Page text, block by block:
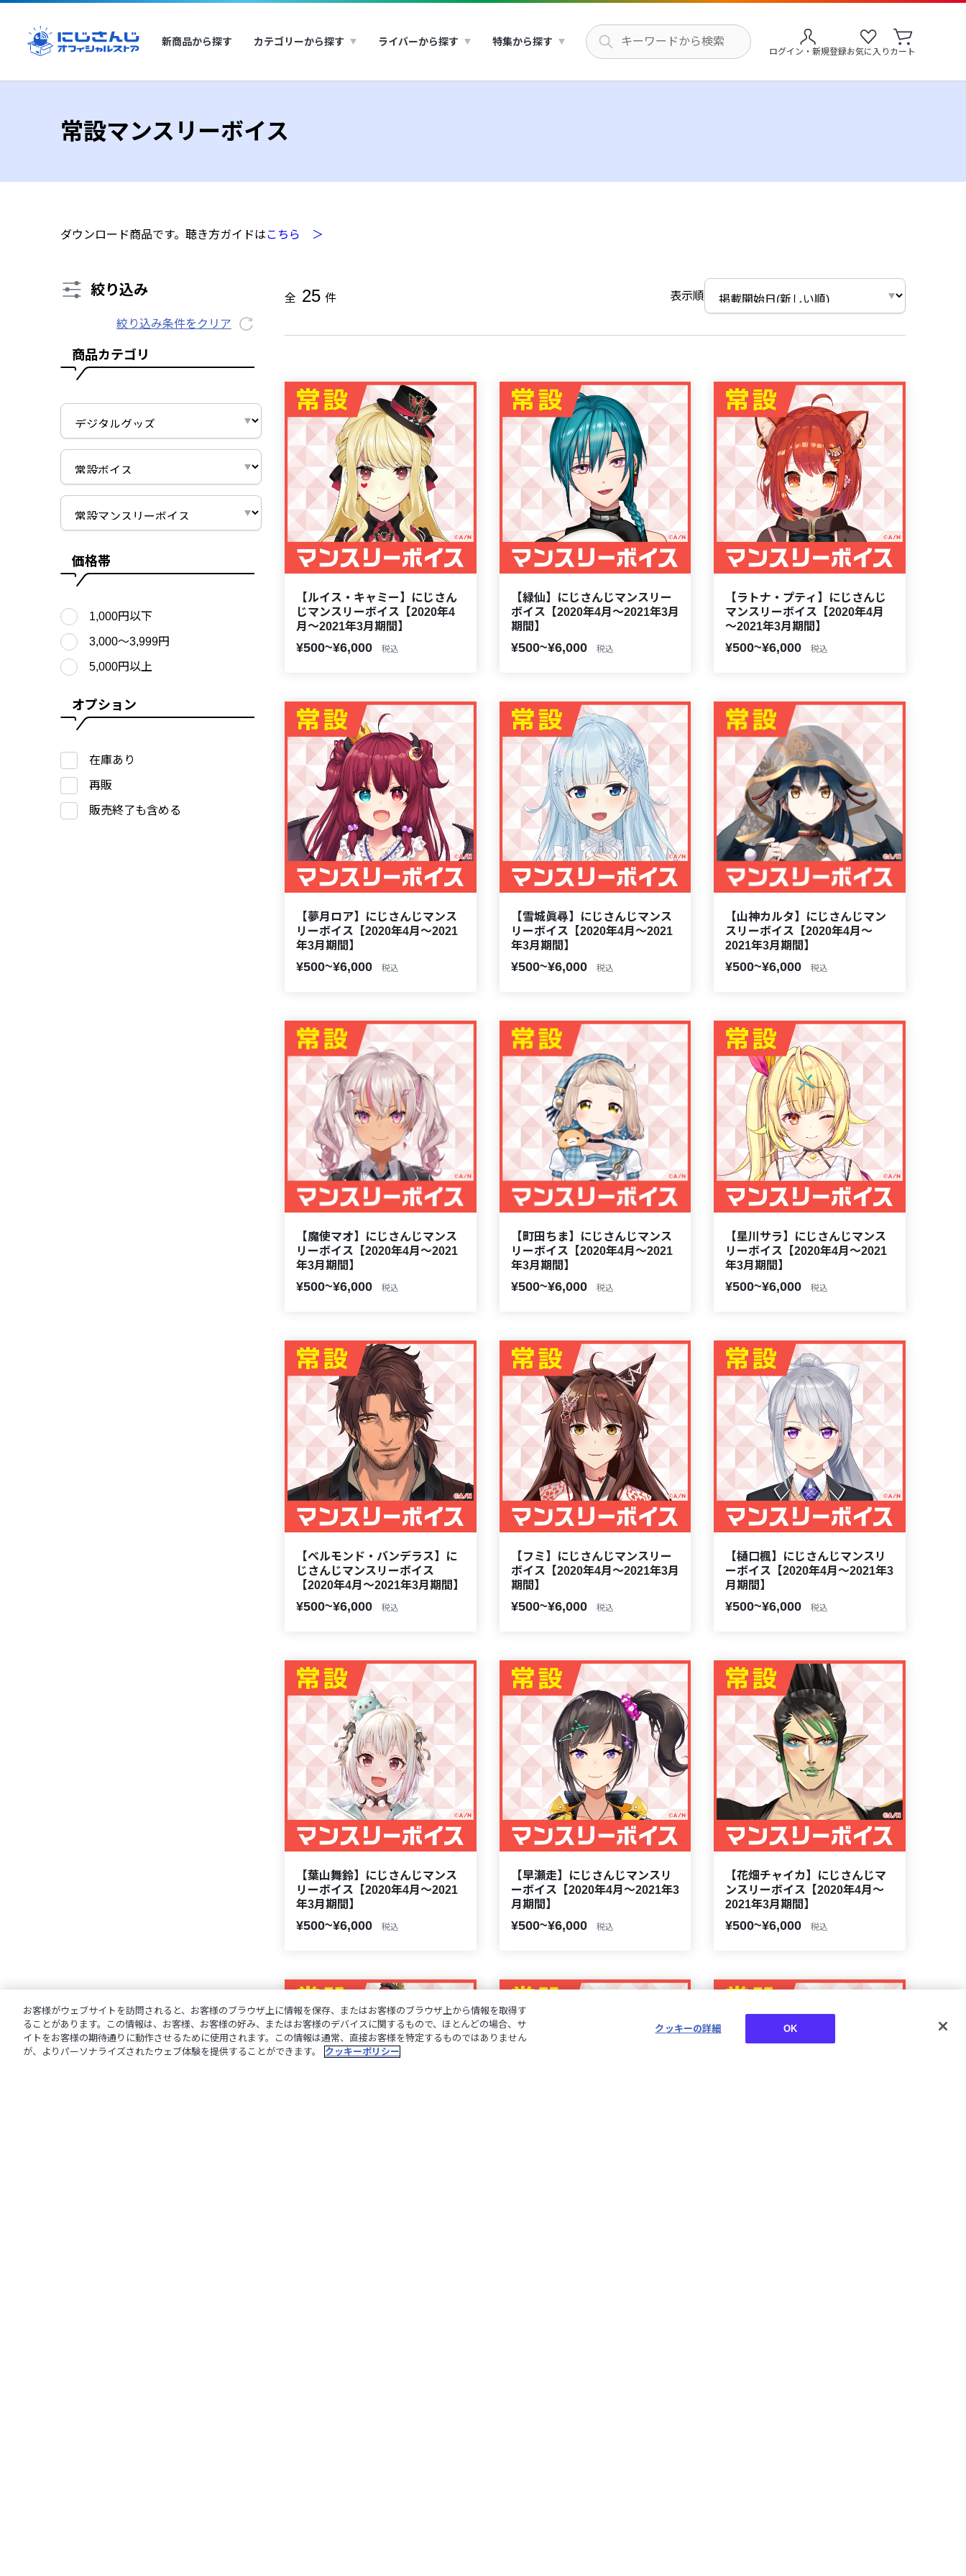
新商品から探す カテゴリーから探す ライバーから探す 特集から探す
ログイン・新規登録お気に入り カート
常設マンスリーボイス
ダウンロード商品です。聴き方ガイドはこちら ＞
絞り込み
絞り込み条件をクリア
商品カテゴリ
価格帯
1,000円以下
3,000〜3,999円
5,000円以上
オプション
在庫あり
再販
販売終了も含める
全 25 件 表示順
【ルイス・キャミー】にじさん
じマンスリーボイス【2020年4
月～2021年3月期間】
¥500~¥6,000 税込
【緑仙】にじさんじマンスリー
ボイス【2020年4月～2021年3月
期間】
¥500~¥6,000 税込
【ラトナ・プティ】にじさんじ
マンスリーボイス【2020年4月
～2021年3月期間】
¥500~¥6,000 税込
【夢月ロア】にじさんじマンス
リーボイス【2020年4月～2021
年3月期間】
¥500~¥6,000 税込
【雪城眞尋】にじさんじマンス
リーボイス【2020年4月～2021
年3月期間】
¥500~¥6,000 税込
【山神カルタ】にじさんじマン
スリーボイス【2020年4月～
2021年3月期間】
¥500~¥6,000 税込
【魔使マオ】にじさんじマンス
リーボイス【2020年4月～2021
年3月期間】
¥500~¥6,000 税込
【町田ちま】にじさんじマンス
リーボイス【2020年4月～2021
年3月期間】
¥500~¥6,000 税込
【星川サラ】にじさんじマンス
リーボイス【2020年4月～2021
年3月期間】
¥500~¥6,000 税込
【ベルモンド・バンデラス】に
じさんじマンスリーボイス
【2020年4月～2021年3月期間】
¥500~¥6,000 税込
【フミ】にじさんじマンスリー
ボイス【2020年4月～2021年3月
期間】
¥500~¥6,000 税込
【樋口楓】にじさんじマンスリ
ーボイス【2020年4月～2021年3
月期間】
¥500~¥6,000 税込
【葉山舞鈴】にじさんじマンス
リーボイス【2020年4月～2021
年3月期間】
¥500~¥6,000 税込
【早瀬走】にじさんじマンスリ
ーボイス【2020年4月～2021年3
月期間】
¥500~¥6,000 税込
【花畑チャイカ】にじさんじマ
ンスリーボイス【2020年4月～
2021年3月期間】
¥500~¥6,000 税込
お客様がウェブサイトを訪問されると、お客様のブラウザ上に情報を保存、またはお客様のブラウザ上から情報を取得す
ることがあります。この情報は、お客様、お客様の好み、またはお客様のデバイスに関するもので、ほとんどの場合、サ
イトをお客様の期待通りに動作させるために使用されます。この情報は通常、直接お客様を特定するものではありません
が、よりパーソナライズされたウェブ体験を提供することができます。
クッキーポリシー
クッキーの詳細 OK